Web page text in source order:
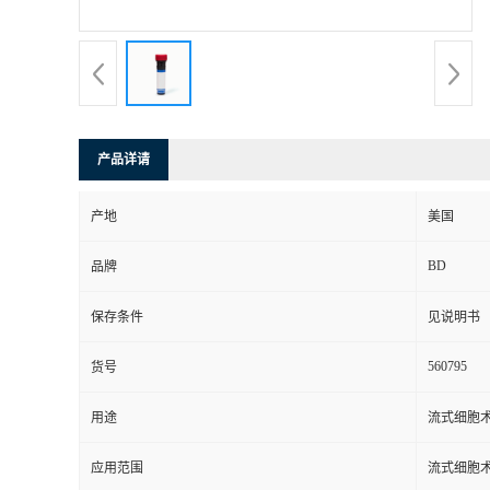
产品详请
产地 美国
品牌 BD
保存条件 见说明书
货号 560795
用途 流式细胞
应用范围 流式细胞